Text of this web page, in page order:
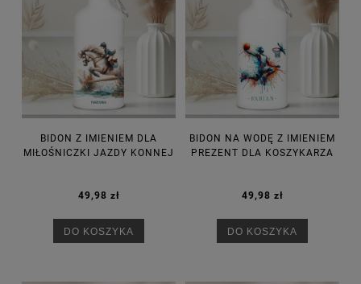
BIDON Z IMIENIEM DLA
MIŁOŚNICZKI JAZDY KONNEJ
49,98 zł
DO KOSZYKA
BIDON NA WODĘ Z IMIENIEM
PREZENT DLA KOSZYKARZA
49,98 zł
DO KOSZYKA